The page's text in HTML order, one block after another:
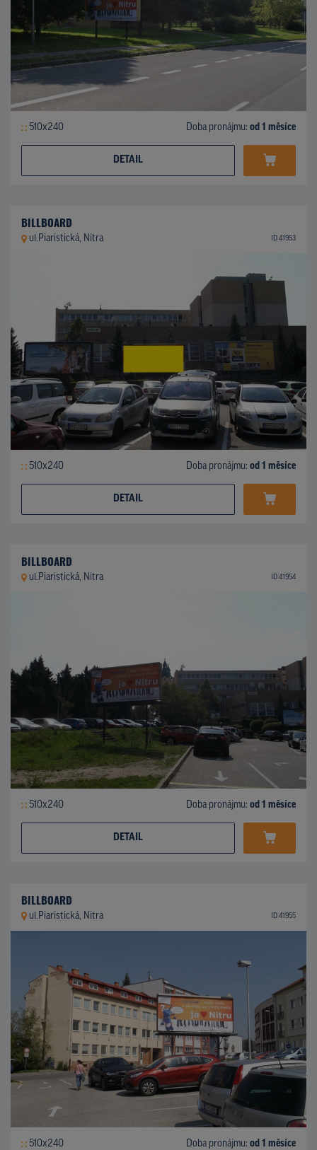
510x240 Doba pronájmu: od 1 měsíce
DETAIL
BILLBOARD
ul.Piaristická, Nitra ID 41953
510x240 Doba pronájmu: od 1 měsíce
DETAIL
BILLBOARD
ul.Piaristická, Nitra ID 41954
510x240 Doba pronájmu: od 1 měsíce
DETAIL
BILLBOARD
ul.Piaristická, Nitra ID 41955
510x240 Doba pronájmu: od 1 měsíce